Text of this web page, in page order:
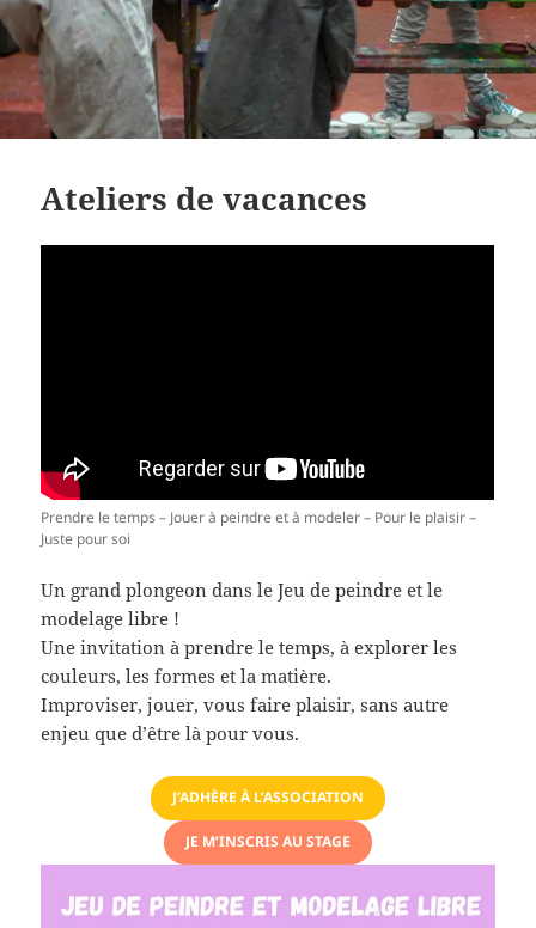
Ateliers de vacances
Prendre le temps – Jouer à peindre et à modeler – Pour le plaisir –
Juste pour soi
Un grand plongeon dans le Jeu de peindre et le
modelage libre !
Une invitation à prendre le temps, à explorer les
couleurs, les formes et la matière.
Improviser, jouer, vous faire plaisir, sans autre
enjeu que d’être là pour vous.
J’ADHÈRE À L’ASSOCIATION
JE M’INSCRIS AU STAGE